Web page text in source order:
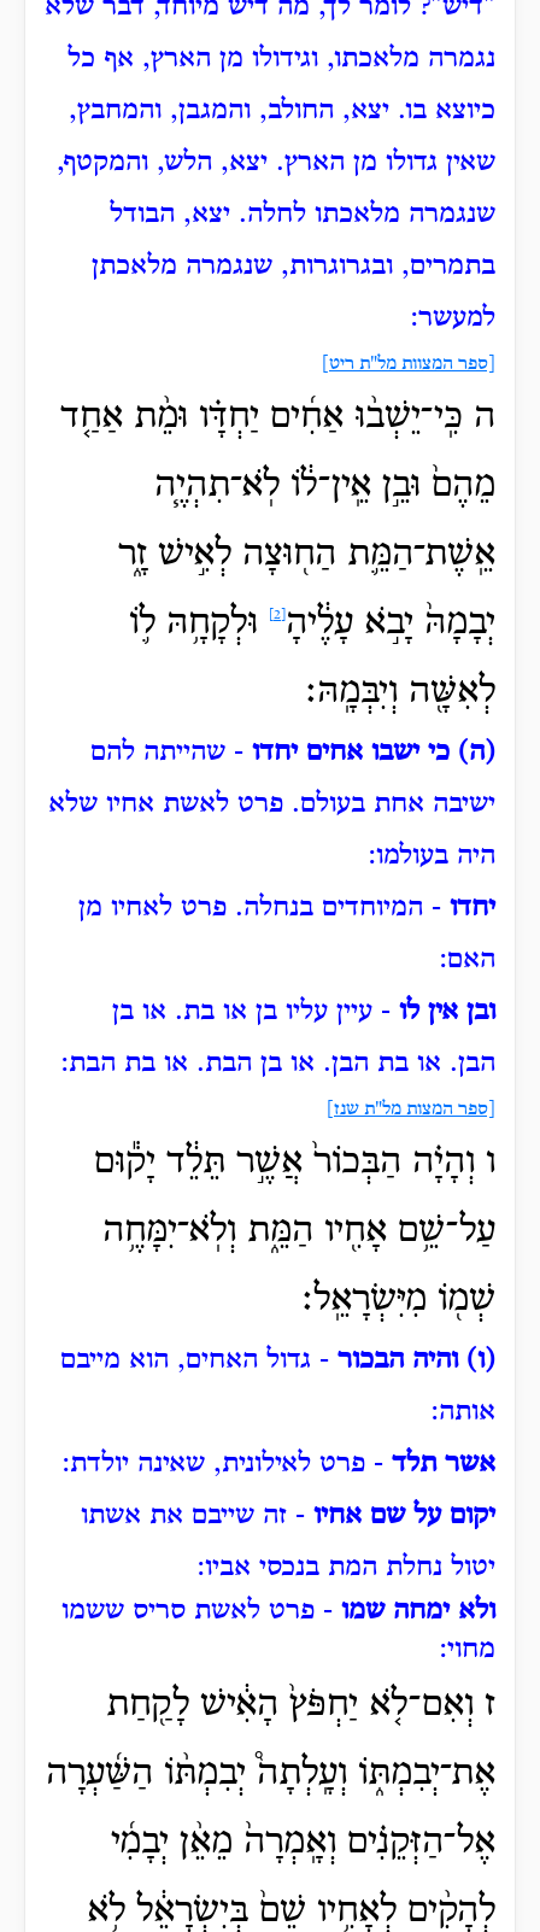
"דיש"? לומר לך, מה דיש מיוחד, דבר שלא
נגמרה מלאכתו, וגידולו מן הארץ, אף כל
כיוצא בו. יצא, החולב, והמגבן, והמחבץ,
שאין גדולו מן הארץ. יצא, הלש, והמקטף,
שנגמרה מלאכתו לחלה. יצא, הבודל
בתמרים, ובגרוגרות, שנגמרה מלאכתן
למעשר:
[ספר המצוות מל"ת ריט]
ה כִּֽי־יֵשְׁב֨וּ אַחִ֜ים יַחְדָּ֗ו וּמֵ֨ת אַחַ֤ד
מֵהֶם֙ וּבֵ֣ן אֵֽין־ל֔וֹ לֹֽא־תִהְיֶ֧ה
אֵֽשֶׁת־הַמֵּ֛ת הַח֖וּצָה לְאִ֣ישׁ זָ֑ר
יְבָמָהּ֙ יָבֹ֣א עָלֶ֔יהָ
וּלְקָחָ֥הּ ל֛וֹ
לְאִשָּׁ֖ה וְיִבְּמָֽהּ׃
(ה) כי ישבו אחים יחדו - שהייתה להם
ישיבה אחת בעולם. פרט לאשת אחיו שלא
היה בעולמו:
יחדו - המיוחדים בנחלה. פרט לאחיו מן
האם:
ובן אין לו - עיין עליו בן או בת. או בן
הבן. או בת הבן. או בן הבת. או בת הבת:
[ספר המצות מל"ת שנז]
ו וְהָיָ֗ה הַבְּכוֹר֙ אֲשֶׁ֣ר תֵּלֵ֔ד יָק֕וּם
עַל־שֵׁ֥ם אָחִ֖יו הַמֵּ֑ת וְלֹֽא־יִמָּחֶ֥ה
שְׁמ֖וֹ מִיִּשְׂרָאֵֽל׃
(ו) והיה הבכור - גדול האחים, הוא מייבם
אותה:
אשר תלד - פרט לאילונית, שאינה יולדת:
יקום על שם אחיו - זה שייבם את אשתו
יטול נחלת המת בנכסי אביו:
ולא ימחה שמו - פרט לאשת סריס ששמו
מחוי:
ז וְאִם־לֹ֤א יַחְפֹּץ֙ הָאִ֔ישׁ לָקַ֖חַת
אֶת־יְבִמְתּ֑וֹ וְעָֽלְתָה֩ יְבִמְתּ֨וֹ הַשַּׁ֜עְרָה
אֶל־הַזְּקֵנִ֗ים וְאָֽמְרָה֙ מֵאֵ֨ן יְבָמִ֜י
לְהָקִ֨ים לְאָחִ֥יו שֵׁם֙ בְּיִשְׂרָאֵ֔ל לֹ֥א